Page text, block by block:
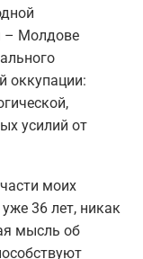
– Молдове
оккупации:
усилий от
моих
36 лет, никак
мысль об